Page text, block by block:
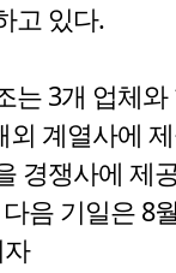
고 있다.
는 3개 업체
외 계열사에
경쟁사에 제
음 기일은 8